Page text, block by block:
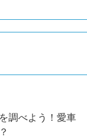
調べよう！愛車